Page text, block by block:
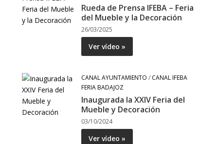
Rueda de Prensa IFEBA – Feria
del Mueble y la Decoración
26/03/2025
Ver vídeo »
CANAL AYUNTAMIENTO / CANAL IFEBA
FERIA BADAJOZ
Inaugurada la XXIV Feria del
Mueble y Decoración
03/10/2024
Ver vídeo »